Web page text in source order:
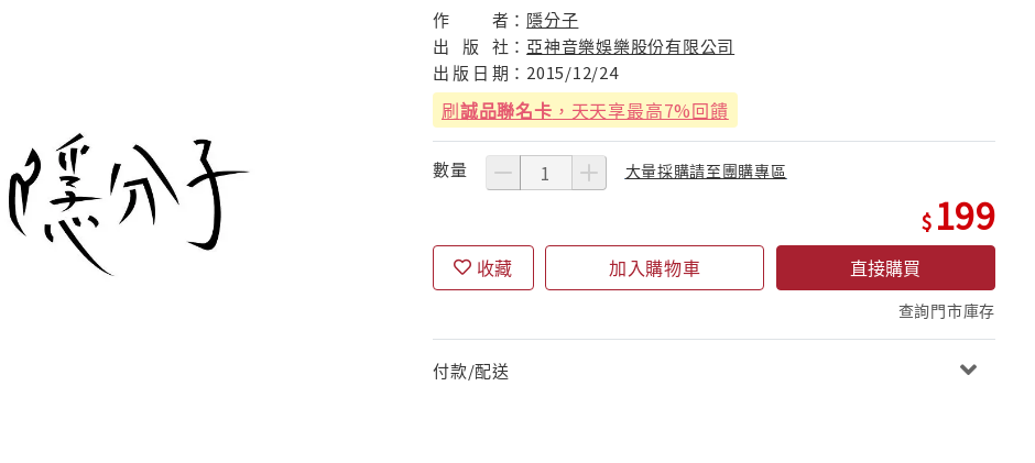
作 者： 隱分子
出
版 社： 亞神音樂娛樂股份有限公司
出 版 日 期： 2015/12/24
刷誠品聯名卡 ，天天享最高7%回饋
數量 大量採購請至團購專區
199
收藏 加入購物車 直接購買
查詢門市庫存
付款/配送